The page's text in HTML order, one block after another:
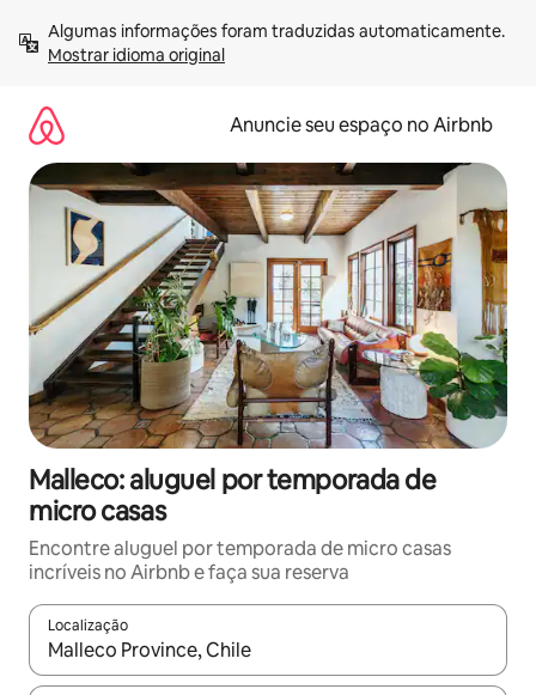
para
Mostrar idioma original
Anuncie seu espaço no Airbnb
Malleco: aluguel por temporada de
micro casas
Encontre aluguel por temporada de micro casas
incríveis no Airbnb e faça sua reserva
Localização
Quando os resultados estiverem disponíveis, explore-os